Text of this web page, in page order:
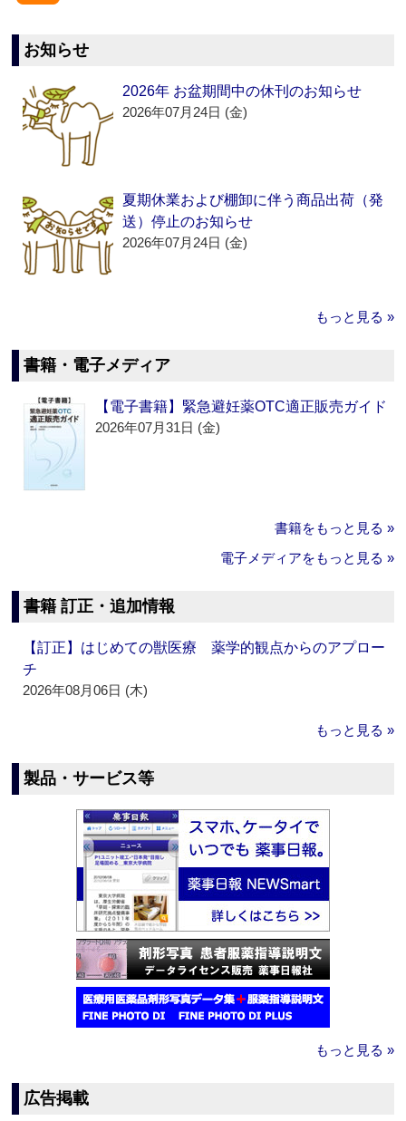
お知らせ
2026年 お盆期間中の休刊のお知らせ
2026年07月24日 (金)
夏期休業および棚卸に伴う商品出荷（発
送）停止のお知らせ
2026年07月24日 (金)
もっと見る »
書籍・電子メディア
【電子書籍】緊急避妊薬OTC適正販売ガイド
2026年07月31日 (金)
書籍をもっと見る »
電子メディアをもっと見る »
書籍 訂正・追加情報
【訂正】はじめての獣医療 薬学的観点からのアプロー
チ
2026年08月06日 (木)
もっと見る »
製品・サービス等
もっと見る »
広告掲載